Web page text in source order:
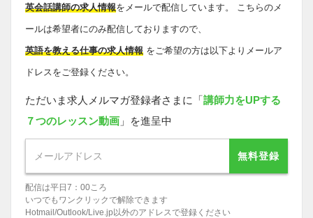
英会話講師の求人情報をメールで配信しています。 こちらのメ
ールは希望者にのみ配信しておりますので、
英語を教える仕事の求人情報 をご希望の方は以下よりメールア
ドレスをご登録ください。
ただいま求人メルマガ登録者さまに「講師力をUPする
７つのレッスン動画 」を進呈中
無料登録
配信は平日7：00ころ
いつでもワンクリックで解除できます
Hotmail/Outlook/Live.jp以外のアドレスで登録ください